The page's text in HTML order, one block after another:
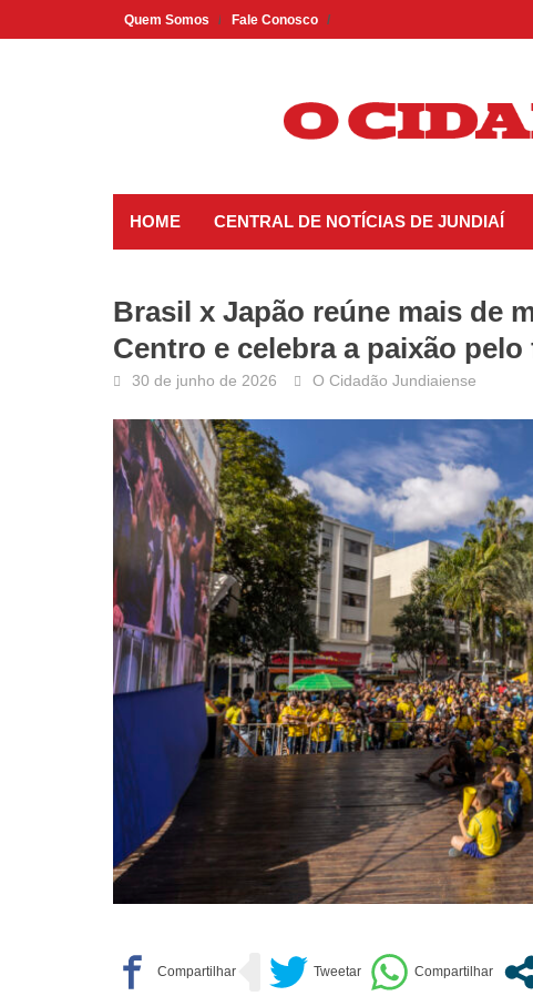
to
Quem Somos Fale Conosco
HOME CENTRAL DE NOTÍCIAS DE JUNDIAÍ
Brasil x Japão reúne mais de
Centro e celebra a paixão
30 de junho de 2026 O Cidadão Jundiaiense